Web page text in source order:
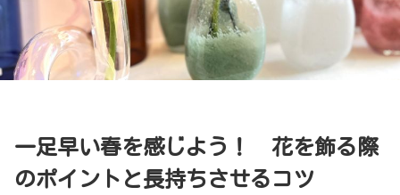
一足早い春を感じよう！ 花を飾る際
のポイントと長持ちさせるコツ
学び
進路